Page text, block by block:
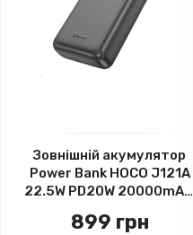
Зовнішній акумулятор
Power Bank HOCO J121A
22.5W PD20W 20000mAh,
899 грн